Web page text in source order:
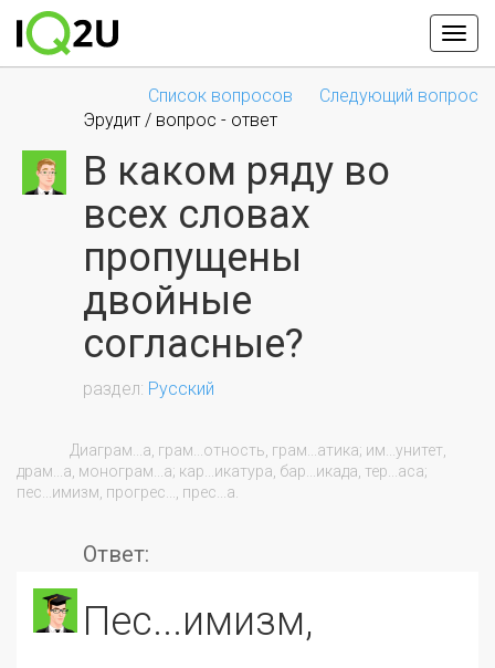
Список вопросов
Следующий вопрос
Эрудит / вопрос - ответ
В каком ряду во
всех словах
пропущены
двойные
согласные?
Русский
драм...а, монограм...а; кар...икатура, бар...икада, тер...аса;
пес...имизм, прогрес..., прес...а.
Ответ:
пес...имизм,